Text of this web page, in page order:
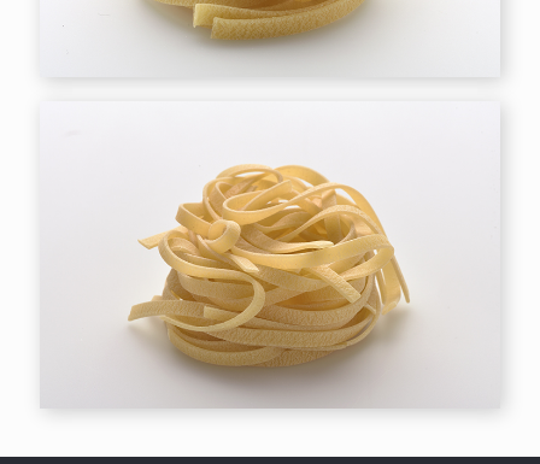
Tagliatelle #180